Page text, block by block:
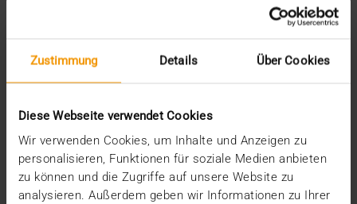
Zustimmung Details Über Cookies
Diese Webseite verwendet Cookies
Wir verwenden Cookies, um Inhalte und Anzeigen zu
personalisieren, Funktionen für soziale Medien anbieten
zu können und die Zugriffe auf unsere Website zu
analysieren. Außerdem geben wir Informationen zu Ihrer
Juli (3)
Juni (3)
April (4)
März (1)
Februar (3)
Januar (4)
2023